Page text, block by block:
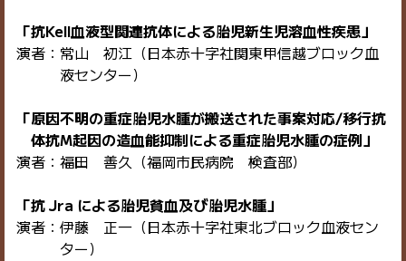
「抗Kell血液型関連抗体による胎児新生児溶血性疾患」
演者：常山 初江（日本赤十字社関東甲信越ブロック血
液センター）
「原因不明の重症胎児水腫が搬送された事案対応/移行抗
体抗M起因の造血能抑制による重症胎児水腫の症例」
演者：福田 善久（福岡市民病院 検査部）
「抗 Jra による胎児貧血及び胎児水腫」
演者：伊藤 正一（日本赤十字社東北ブロック血液セン
ター）